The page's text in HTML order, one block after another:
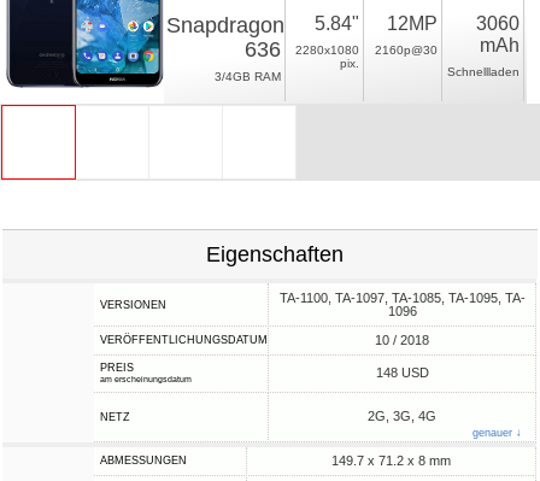
Snapdragon
636
3/4GB RAM
5.84"
2280x1080
pix.
12MP
2160p@30
3060
mAh
Schnellladen
Eigenschaften
VERSIONEN
TA-1100, TA-1097, TA-1085, TA-1095, TA-
1096
VERÖFFENTLICHUNGSDATUM 10 / 2018
PREIS
am erscheinungsdatum 148 USD
NETZ 2G, 3G, 4G
genauer ↓
ABMESSUNGEN 149.7 x 71.2 x 8 mm